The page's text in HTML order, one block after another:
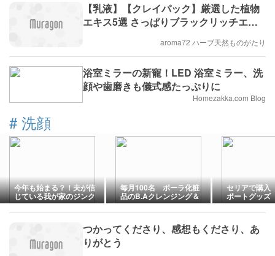
【乳液】【クレイパック】厳選した植物
エキス5選 さっぱりブラックリッチエマ
aroma72 ハーブ天然ものがたり
浴室ミラーの新寵！LED 浴室ミラー、洗
顔や歯磨きも儀式感たっぷりに
Homezakka.com Blog
# 洗顔
今年も始まる？！夫が信
じている我が家のジンク
ス
毎月100名 ポーラ化粧
品のB.Aクレンジング＆
洗顔サンプルセットが当
たる！
セリアで購入
ポートグッズ
つかってくださり、感想もくださり、あ
りがとう